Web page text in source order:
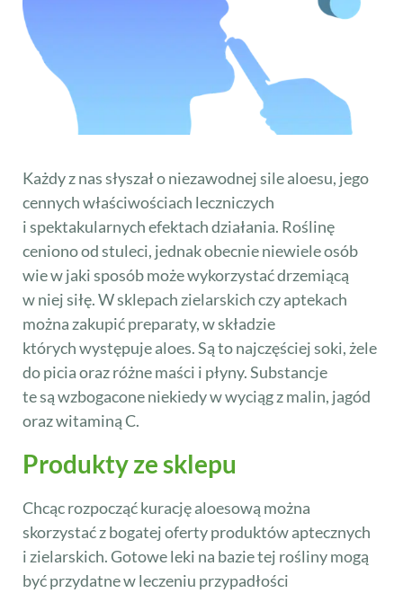
Każdy z nas słyszał o niezawodnej sile aloesu, jego
cennych właściwościach leczniczych
i spektakularnych efektach działania. Roślinę
ceniono od stuleci, jednak obecnie niewiele osób
wie w jaki sposób może wykorzystać drzemiącą
w niej siłę. W sklepach zielarskich czy aptekach
można zakupić preparaty, w składzie
których występuje aloes. Są to najczęściej soki, żele
do picia oraz różne maści i płyny. Substancje
te są wzbogacone niekiedy w wyciąg z malin, jagód
oraz witaminą C.
Produkty ze sklepu
Chcąc rozpocząć kurację aloesową można
skorzystać z bogatej oferty produktów aptecznych
i zielarskich. Gotowe leki na bazie tej rośliny mogą
być przydatne w leczeniu przypadłości